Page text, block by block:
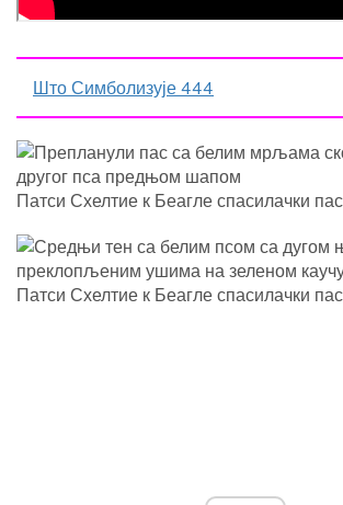
Што Симболизује 444
Патси Схелтие к Беагле спасилачки
Патси Схелтие к Беагле спасилачки